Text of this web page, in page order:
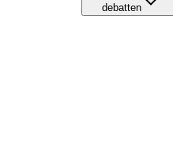
debatten